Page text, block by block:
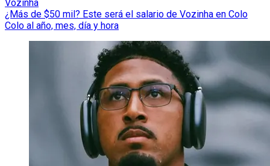
Vozinha
¿Más de $50 mil? Este será el salario de Vozinha en Colo
Colo al año, mes, día y hora